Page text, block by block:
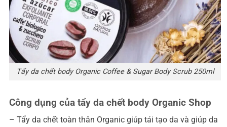
Tẩy da chết body Organic Coffee & Sugar Body Scrub 250ml
Công dụng của tẩy da chết body Organic Shop
– Tẩy da chết toàn thân Organic giúp tái tạo da và giúp da